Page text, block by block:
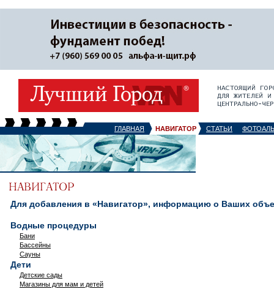
ГЛАВНАЯ НАВИГАТОР СТАТЬИ
Для добавления в «Навигатор», информацию о Ваших
Водные процедуры
Бани
Бассейны
Сауны
Дети
Детские сады
Магазины для мам и детей